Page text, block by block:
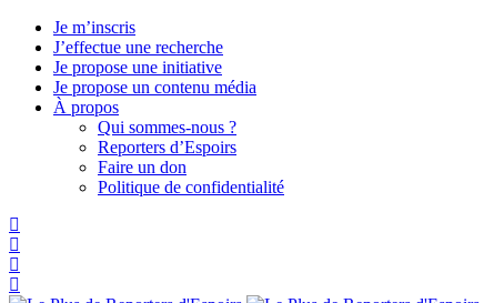
Je m’inscris
J’effectue une recherche
Je propose une initiative
Je propose un contenu média
À propos
Qui sommes-nous ?
Reporters d’Espoirs
Faire un don
Politique de confidentialité